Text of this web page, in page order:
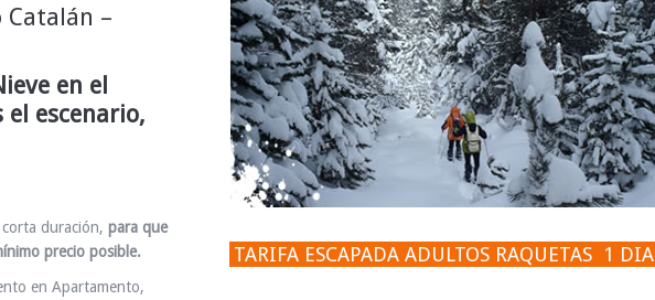
Catalán –
en el
el escenario,
duración, para que
precio posible.
en Apartamento,
TARIFA ESCAPADA ADULTOS RAQUETAS 1 DIA